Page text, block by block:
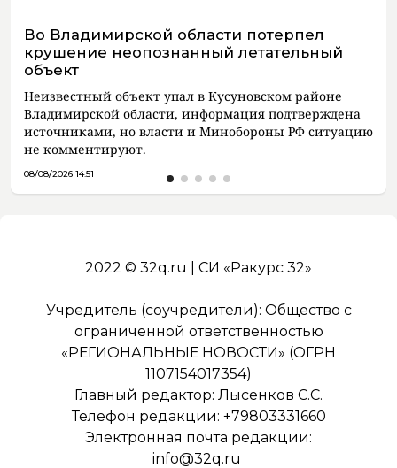
Во Владимирской области потерпел
крушение неопознанный летательный
объект
Неизвестный объект упал в Кусуновском районе
Владимирской области, информация подтверждена
источниками, но власти и Минобороны РФ ситуацию
не комментируют.
08/08/2026 14:51
2022 © 32q.ru | СИ «Ракурс 32»
Учредитель (соучредители): Общество с
ограниченной ответственностью
«РЕГИОНАЛЬНЫЕ НОВОСТИ» (ОГРН
1107154017354)
Главный редактор: Лысенков С.С.
Телефон редакции: +79803331660
Электронная почта редакции:
info@32q.ru